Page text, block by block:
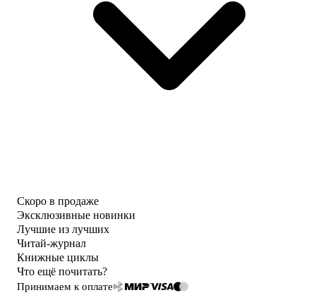
Скоро в продаже
Эксклюзивные новинки
Лучшие из лучших
Читай-журнал
Книжные циклы
Что ещё почитать?
Принимаем к оплате